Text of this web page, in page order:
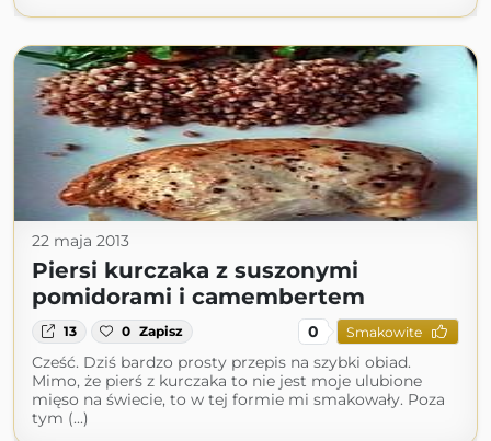
22 maja 2013
Piersi kurczaka z suszonymi
pomidorami i camembertem
13 0 Zapisz 0 Smakowite
Cześć. Dziś bardzo prosty przepis na szybki obiad.
Mimo, że pierś z kurczaka to nie jest moje ulubione
mięso na świecie, to w tej formie mi smakowały. Poza
tym (...)